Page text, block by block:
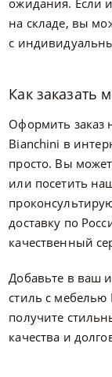
ожидания. Если
на складе, вы
с
Как заказать
Оформить заказ
Bianchini в
просто. Вы
или посетить
доставку по
качественный
Добавьте в ваш
стиль с мебелью
получите
качества и